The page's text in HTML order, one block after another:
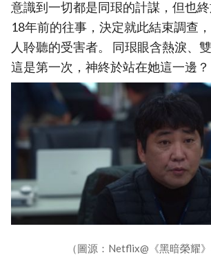
意識到一切都是同珢的計謀，但也
18年前的往事，決定就此結束調查
人聆聽的受害者。 同珢眼含熱淚、
這是第一次，神終於站在她這一邊？
（圖源：Netflix@《黑暗榮耀》